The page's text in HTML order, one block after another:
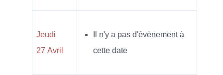
Jeudi
27 Avril
Il n'y a pas d'évènement à
cette date